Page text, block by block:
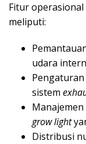
Fitur
meliputi:
udara
sistem
grow light
Distribusi